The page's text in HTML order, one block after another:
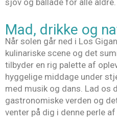
Mad, drikke og
Når solen går ned i Los
kulinariske scene og det
tilbyder en rig palette af
hyggelige middage under
med musik og dans. Lad os
gastronomiske verden og
venter på dig i denne perle af